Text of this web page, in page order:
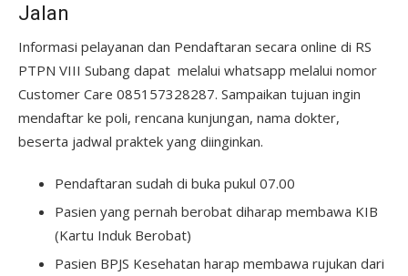
Jalan
Informasi pelayanan dan Pendaftaran secara online di RS
PTPN VIII Subang dapat melalui whatsapp melalui nomor
Customer Care 085157328287. Sampaikan tujuan ingin
mendaftar ke poli, rencana kunjungan, nama dokter,
beserta jadwal praktek yang diinginkan.
Pendaftaran sudah di buka pukul 07.00
Pasien yang pernah berobat diharap membawa KIB
(Kartu Induk Berobat)
Pasien BPJS Kesehatan harap membawa rujukan dari